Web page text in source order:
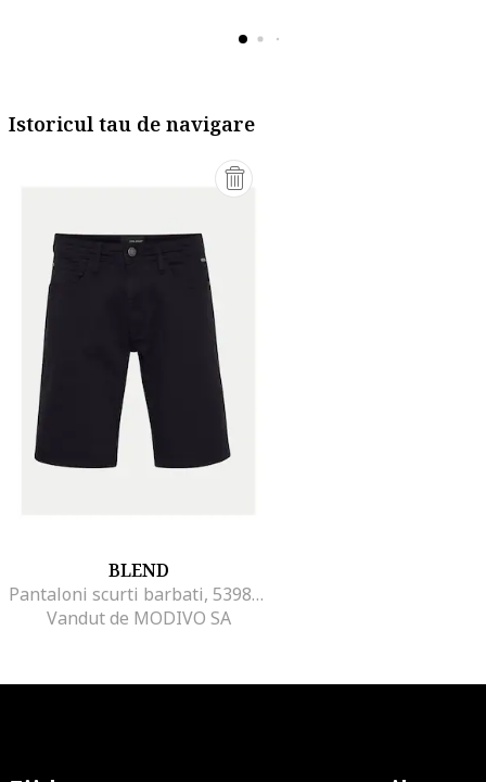
Istoricul tau de navigare
BLEND
Pantaloni scurti barbati, 539870, Negru, Bumbac
Vandut de MODIVO SA